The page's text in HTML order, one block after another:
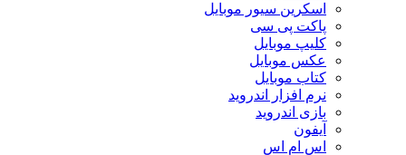
اسکرین سیور موبایل
پاکت پی سی
کلیپ موبایل
عکس موبایل
کتاب موبایل
نرم افزار اندروید
بازی اندروید
آیفون
اس ام اس